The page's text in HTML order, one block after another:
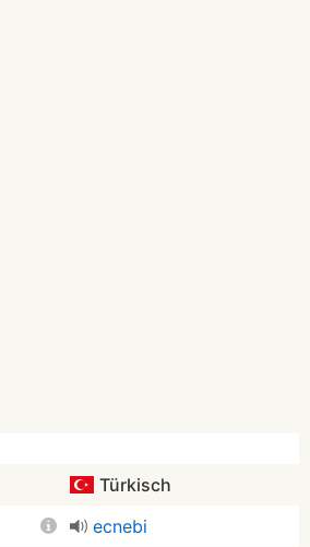
Türkisch
ecnebi